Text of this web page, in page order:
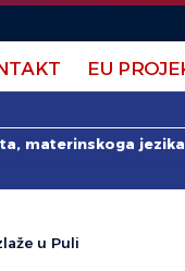
EU
materinskoga
u Puli